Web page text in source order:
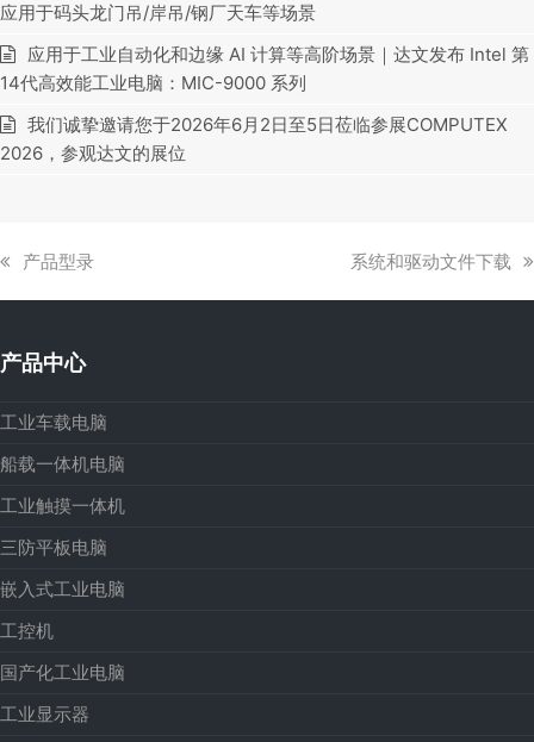
应用于码头龙门吊/岸吊/钢厂天车等场景
应用于工业自动化和边缘 AI 计算等高阶场景｜达文发布 Intel 第
14代高效能工业电脑：MIC-9000 系列
我们诚挚邀请您于2026年6月2日至5日莅临参展COMPUTEX
2026，参观达文的展位
上
章:
产品型录
下
系统和驱动文件下载
产品中心
工业车载电脑
船载一体机电脑
工业触摸一体机
三防平板电脑
嵌入式工业电脑
工控机
国产化工业电脑
工业显示器